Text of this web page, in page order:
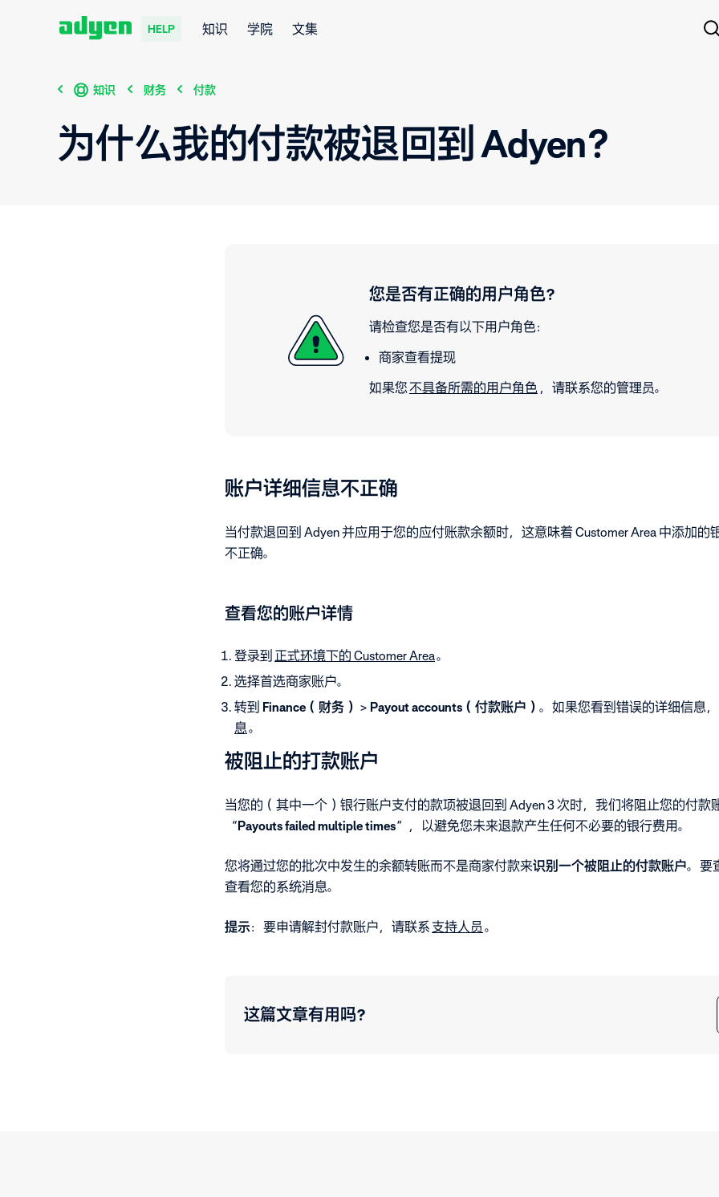
HELP 知识 学院 文集
知识 财务 付款
为什么我的付款被退回到 Adyen？
您是否有正确的用户角色？
请检查您是否有以下用户角色：
商家查看提现
如果您不具备所需的用户角色 ，请联系您的管理员。
账户详细信息不正确
当付款退回到 Adyen 并应用于您的应付账款余额时，这意味着 Customer Area 中添加的
不正确。
查看您的账户详情
登录到 正式环境下的 Customer Area。
选择首选商家账户。
转到 Finance（财务） > Payout accounts（付款账户） 。如果您看到错误的详细信息
息。
被阻止的打款账户
当您的（其中一个）银行账户支付的款项被退回到 Adyen 3 次时，我们将阻止您的付款
“Payouts failed multiple times”，以避免您未来退款产生任何不必要的银行费用。
您将通过您的批次中发生的余额转账而不是商家付款来识别一个被阻止的付款账户。要
查看您的系统消息。
提示：要申请解封付款账户，请联系 支持人员 。
这篇文章有用吗？